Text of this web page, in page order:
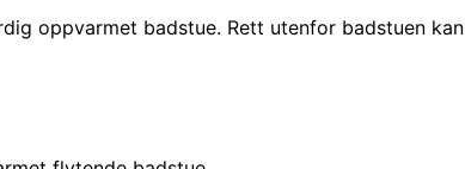
oppvarmet badstue. Rett utenfor badstuen